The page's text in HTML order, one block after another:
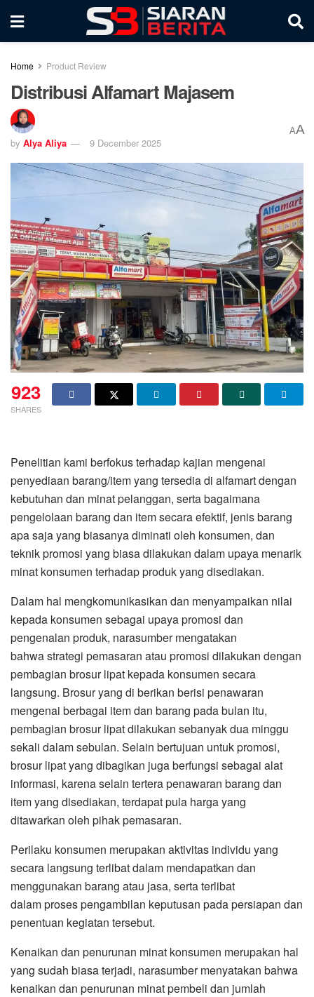
Home Product Review
Distribusi Alfamart Majasem
by Alya Aliya 9 December 2025
AA
923
SHARES
Penelitian kami berfokus terhadap kajian mengenai
penyediaan barang/item yang tersedia di alfamart dengan
kebutuhan dan minat pelanggan, serta bagaimana
pengelolaan barang dan item secara efektif, jenis barang
apa saja yang biasanya diminati oleh konsumen, dan
teknik promosi yang biasa dilakukan dalam upaya menarik
minat konsumen terhadap produk yang disediakan.
Dalam hal mengkomunikasikan dan menyampaikan nilai
kepada konsumen sebagai upaya promosi dan
pengenalan produk, narasumber mengatakan
bahwa strategi pemasaran atau promosi dilakukan dengan
pembagian brosur lipat kepada konsumen secara
langsung. Brosur yang di berikan berisi penawaran
mengenai berbagai item dan barang pada bulan itu,
pembagian brosur lipat dilakukan sebanyak dua minggu
sekali dalam sebulan. Selain bertujuan untuk promosi,
brosur lipat yang dibagikan juga berfungsi sebagai alat
informasi, karena selain tertera penawaran barang dan
item yang disediakan, terdapat pula harga yang
ditawarkan oleh pihak pemasaran.
Perilaku konsumen merupakan aktivitas individu yang
secara langsung terlibat dalam mendapatkan dan
menggunakan barang atau jasa, serta terlibat
dalam proses pengambilan keputusan pada persiapan dan
penentuan kegiatan tersebut.
Kenaikan dan penurunan minat konsumen merupakan hal
yang sudah biasa terjadi, narasumber menyatakan bahwa
kenaikan dan penurunan minat pembeli dan jumlah